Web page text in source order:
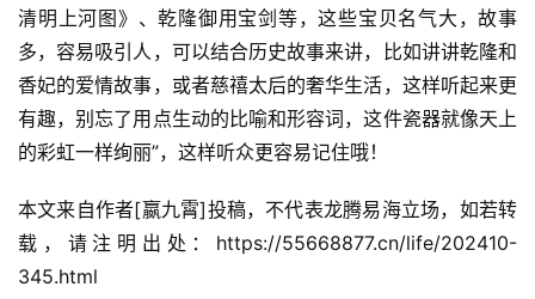
清明上河图》、乾隆御用宝剑等，这些宝贝名气大，故事
多，容易吸引人，可以结合历史故事来讲，比如讲讲乾隆和
香妃的爱情故事，或者慈禧太后的奢华生活，这样听起来更
有趣，别忘了用点生动的比喻和形容词，这件瓷器就像天上
的彩虹一样绚丽”，这样听众更容易记住哦！
本文来自作者[嬴九霄]投稿，不代表龙腾易海立场，如若转
载，请注明出处：https://55668877.cn/life/202410-
345.html